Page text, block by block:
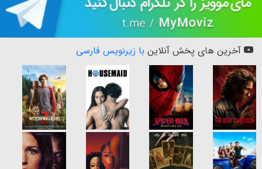
آخرین های پخش آنلاین با زیرنویس فارسی